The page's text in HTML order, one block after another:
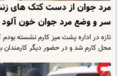
مرد جوان از دست کتک های
سر و وضع مرد جوان خون
تازه در اداره پشت میز کارم نشسته بودم
محل کارم شد و در حضور دیگر کارمندان